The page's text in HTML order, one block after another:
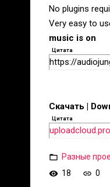
No plugins
Very easy to
music is on
Цитата
https://
Скачать |
Цитата
uploadcloud.pro
Разные
18
0